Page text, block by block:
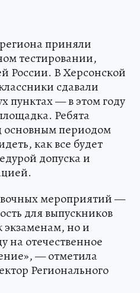
приняли
тестировании,
России. В Херсонской
сдавали
пунктах — в этом году
Ребята
основным периодом
как все будет
допуска и
мероприятий —
для выпускников
экзаменам, но и
на отечественное
— отметила
Регионального